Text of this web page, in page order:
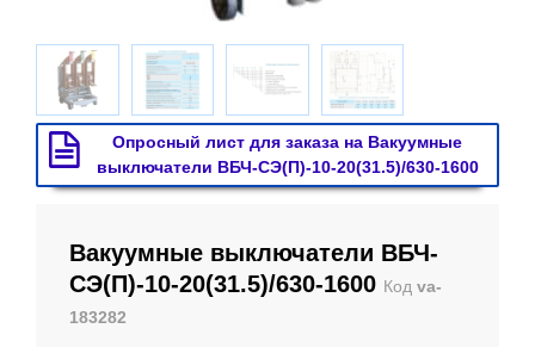
Опросный лист для заказа на Вакуумные
выключатели ВБЧ-СЭ(П)-10-20(31.5)/630-1600
Вакуумные выключатели ВБЧ-
СЭ(П)-10-20(31.5)/630-1600 Код va-
183282